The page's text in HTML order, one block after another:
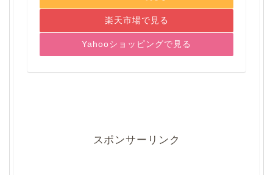
楽天市場で見る
Yahooショッピングで見る
スポンサーリンク